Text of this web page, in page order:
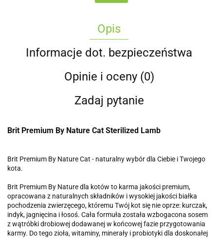
Opis
Informacje dot. bezpieczeństwa
Opinie i oceny (0)
Zadaj pytanie
Brit Premium By Nature Cat Sterilized Lamb
Brit Premium By Nature Cat - naturalny wybór dla Ciebie i Twojego
kota.
Brit Premium By Nature dla kotów to karma jakości premium,
opracowana z naturalnych składników i wysokiej jakości białka
pochodzenia zwierzęcego, któremu Twój kot się nie oprze: kurczak,
indyk, jagnięcina i łosoś. Cała formuła została wzbogacona sosem
z wątróbki drobiowej dodawanej w końcowej fazie przygotowania
karmy. Do tego zioła, witaminy, minerały i probiotyki dla doskonałej